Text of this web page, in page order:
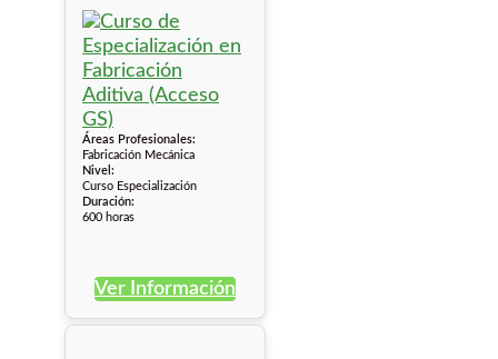
Áreas Profesionales:
Fabricación Mecánica
Nivel:
Curso Especialización
Duración:
600 horas
Ver Información